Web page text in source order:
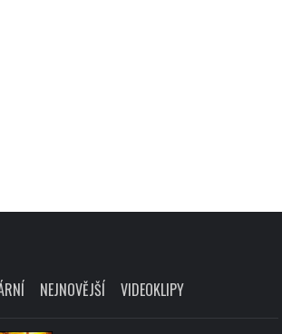
NEJNOVĚJŠÍ VIDEOKLIPY